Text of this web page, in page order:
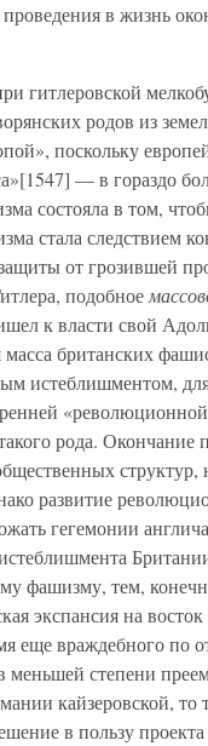
проведения в жизнь
гитлеровской
родов из
поскольку
— в гораздо
состояла в том,
стала следствием
от грозившей
подобное
к власти свой
британских
истеблишментом,
рода.
развитие
гегемонии
фашизму, тем,
экспансия на восток
еще враждебного по
меньшей степени
кайзеровской, то
в пользу